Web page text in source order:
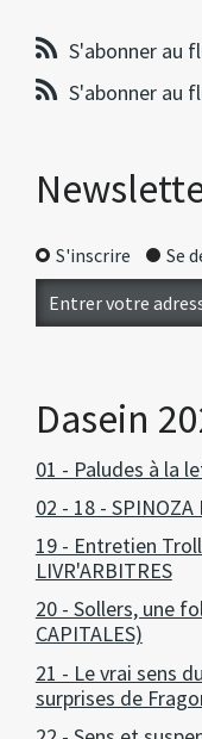
S'abonner au
S'abonner au
S'inscrire Se
Dasein
01 - Paludes à la
02 - 18 - SPINOZA
19 - Entretien
LIVR'ARBITRES
20 - Sollers, une
CAPITALES)
21 - Le vrai sens
surprises de